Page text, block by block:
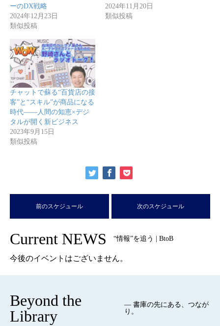
ーのDX戦略
2024年12月23日
類似投稿
2024年11月20日
類似投稿
チャットで蘇る“百貨店の接
客”と“スキル”が商品になる
時代――人間の知恵×デジ
タルが開く新ビジネス
2023年9月15日
類似投稿
前のスケジュール 次のスケジュール
Current NEWS “情報”を追う | BtoB
今後のイベントはございません。
Beyond the
Library
— 書庫の先にある、つなが
り。